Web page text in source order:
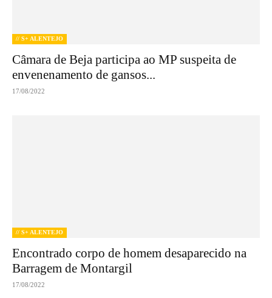
// S+ ALENTEJO
Câmara de Beja participa ao MP suspeita de
envenenamento de gansos...
17/08/2022
// S+ ALENTEJO
Encontrado corpo de homem desaparecido na
Barragem de Montargil
17/08/2022